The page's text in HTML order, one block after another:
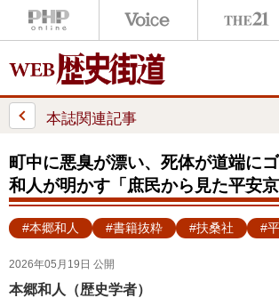
本誌関連記事
町中に悪臭が漂い、死体が道端に
和人が明かす「庶民から見た平安
#本郷和人 #書籍抜粋 #扶桑社 #
2026年05月19日 公開
本郷和人（歴史学者）